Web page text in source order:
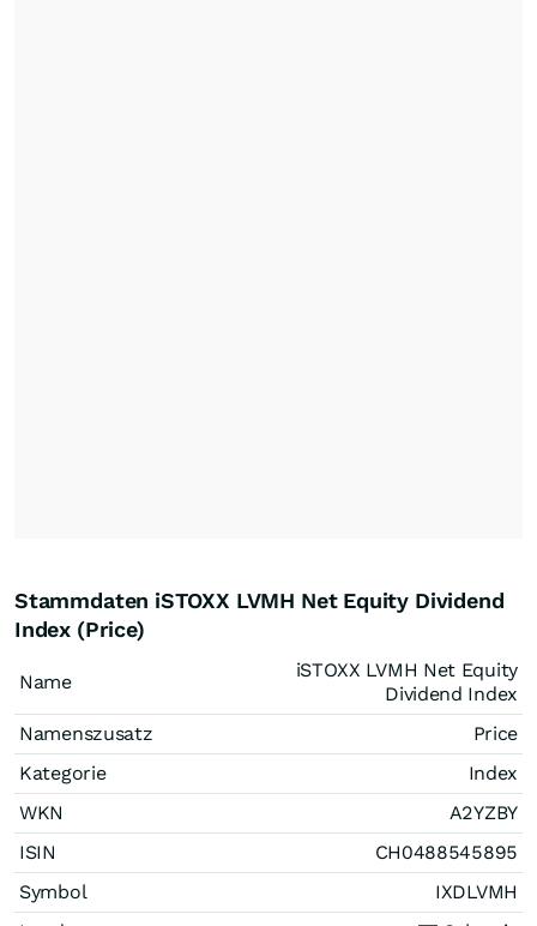
Stammdaten iSTOXX LVMH Net Equity Dividend
Index (Price)
Name
iSTOXX LVMH Net Equity
Dividend Index
Namenszusatz
Price
Kategorie
Index
WKN
A2YZBY
ISIN
CH0488545895
Symbol
IXDLVMH